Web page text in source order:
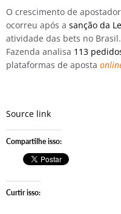
O crescimento de
ocorreu após a sanção da
atividade das bets no
Fazenda analisa 113
plataformas de aposta
Source link
Compartilhe isso:
Curtir isso: